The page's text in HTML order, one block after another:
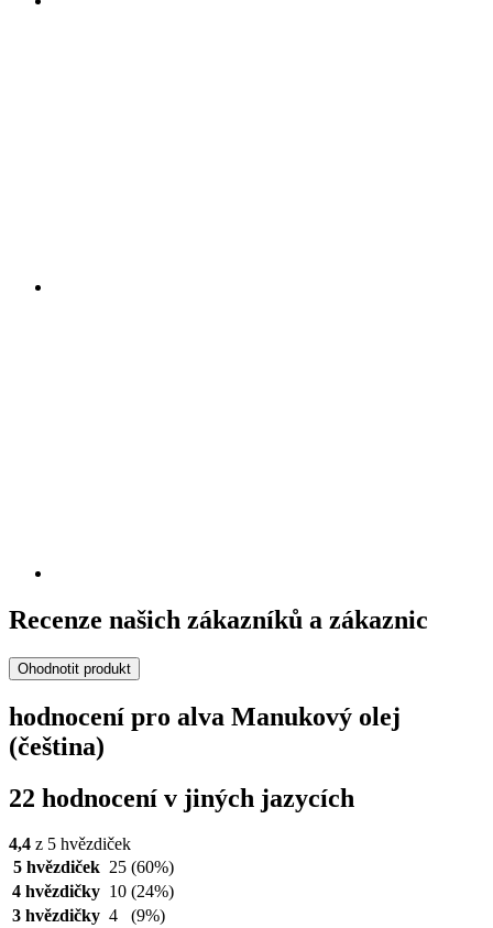
Recenze našich zákazníků a zákaznic
Ohodnotit produkt
hodnocení pro alva Manukový olej
(čeština)
22 hodnocení v jiných jazycích
4,4 z 5 hvězdiček
5 hvězdiček 25 (60%)
4 hvězdičky 10 (24%)
3 hvězdičky 4
(9%)